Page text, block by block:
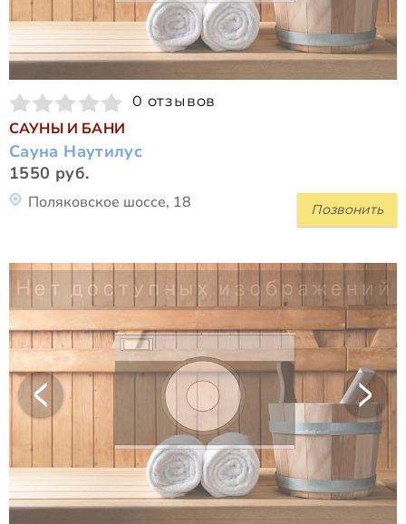
0 отзывов
САУНЫ И БАНИ
Сауна Наутилус
1550 руб.
Позвонить
Поляковское шоссе, 18